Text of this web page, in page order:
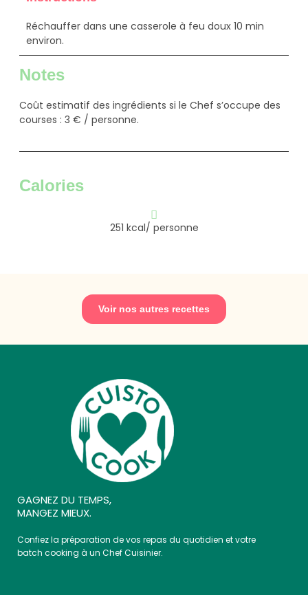
Réchauffer dans une casserole à feu doux 10 min
environ.
Notes
Coût estimatif des ingrédients si le Chef s’occupe des
courses : 3 € / personne.
Calories
251 kcal/ personne
Voir nos autres recettes
GAGNEZ DU TEMPS,
MANGEZ MIEUX.
Confiez la préparation de vos repas du quotidien et votre
batch cooking à un Chef Cuisinier.